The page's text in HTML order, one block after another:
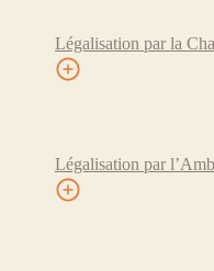
Légalisation par la
Légalisation par